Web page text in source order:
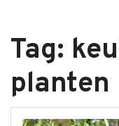
Tag:
planten